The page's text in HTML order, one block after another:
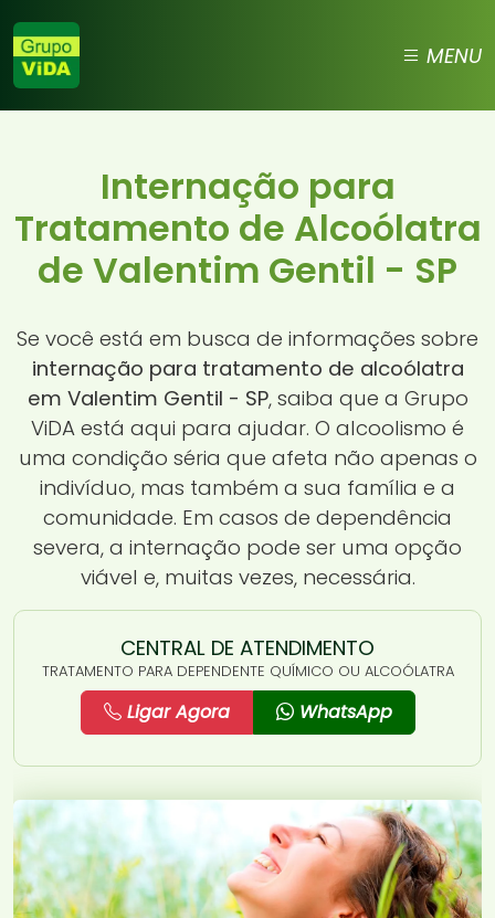
MENU
Internação para
Tratamento de Alcoólatra
de Valentim Gentil - SP
Se você está em busca de informações sobre
internação para tratamento de alcoólatra
em Valentim Gentil - SP, saiba que a Grupo
ViDA está aqui para ajudar. O alcoolismo é
uma condição séria que afeta não apenas o
indivíduo, mas também a sua família e a
comunidade. Em casos de dependência
severa, a internação pode ser uma opção
viável e, muitas vezes, necessária.
CENTRAL DE ATENDIMENTO
TRATAMENTO PARA DEPENDENTE QUÍMICO OU ALCOÓLATRA
Ligar Agora WhatsApp